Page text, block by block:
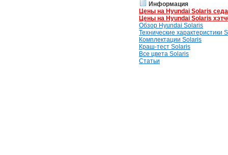
Информация
Цены на Hyundai Solaris
Цены на Hyundai Solaris
Обзор Hyundai Solaris
Технические характеристики
Комплектации Solaris
Краш-тест Solaris
Все цвета Solaris
Статьи